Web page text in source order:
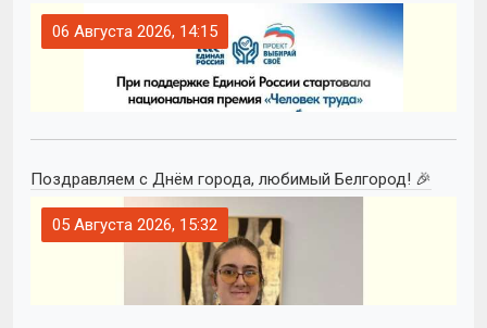
06 Августа 2026, 14:15
Поздравляем с Днём города, любимый Белгород! 🎉
05 Августа 2026, 15:32